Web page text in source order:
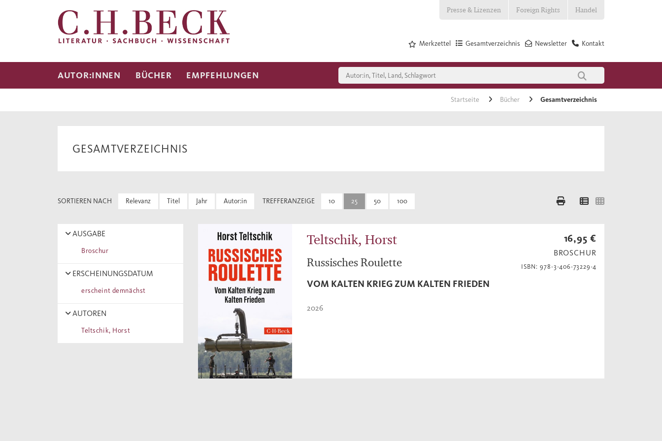
Presse & Lizenzen Foreign Rights Handel
Kontakt
Newsletter
Gesamtverzeichnis
Merkzettel
AUTOR:INNEN BÜCHER EMPFEHLUNGEN
Startseite Bücher Gesamtverzeichnis
GESAMTVERZEICHNIS
SORTIEREN NACH Relevanz Titel Jahr Autor:in TREFFERANZEIGE 10 25 50 100
AUSGABE
Broschur
ERSCHEINUNGSDATUM
erscheint demnächst
AUTOREN
Teltschik, Horst
Teltschik, Horst
Russisches Roulette
VOM KALTEN KRIEG ZUM KALTEN FRIEDEN
2026
16,95 €
BROSCHUR
ISBN: 978-3-406-73229-4